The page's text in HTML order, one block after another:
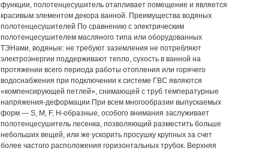
функции, полотенцесушитель отапливает помещение и является
красивым элементом декора ванной. Преимущества водяных
полотенцесушителей По сравнению с электрическим
полотенцесушителем масляного типа или оборудованных
ТЭНами, водяные: не требуют заземления не потребляют
электроэнергии поддерживают тепло, сухость в ванной на
протяжении всего периода работы отопления или горячего
водоснабжения при подключении к системе ГВС являются
«компенсирующей петлей», снимающей с труб температурные
напряжения-деформации При всем многообразии выпускаемых
форм — S, M, F, H-образные, особого внимания заслуживает
полотенцесушитель лесенка, позволяющий разместить больше
небольших вещей, или же ускорить просушку крупных за счет
более частого расположения горизонтальных трубок. Верхняя